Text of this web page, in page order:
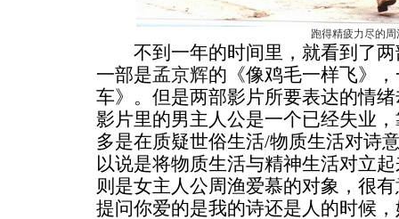
跑得精疲力尽的周
不到一年的时间里，就看到了两
一部是孟京辉的《像鸡毛一样飞》
车》。但是两部影片所要表达的情
影片里的男主人公是一个已经失业
多是在质疑世俗生活/物质生活对诗
以说是将物质生活与精神生活对立
则是女主人公周渔爱慕的对象，很
提问你爱的是我的诗还是人的时候